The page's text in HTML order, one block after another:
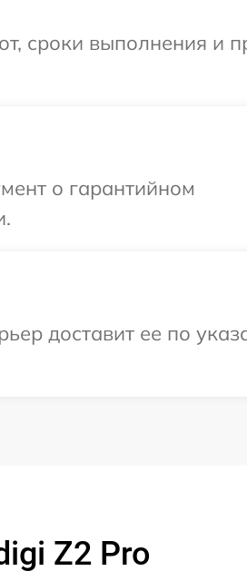
сроки выполнения и
о гарантийном
доставит ее по
Z2 Pro